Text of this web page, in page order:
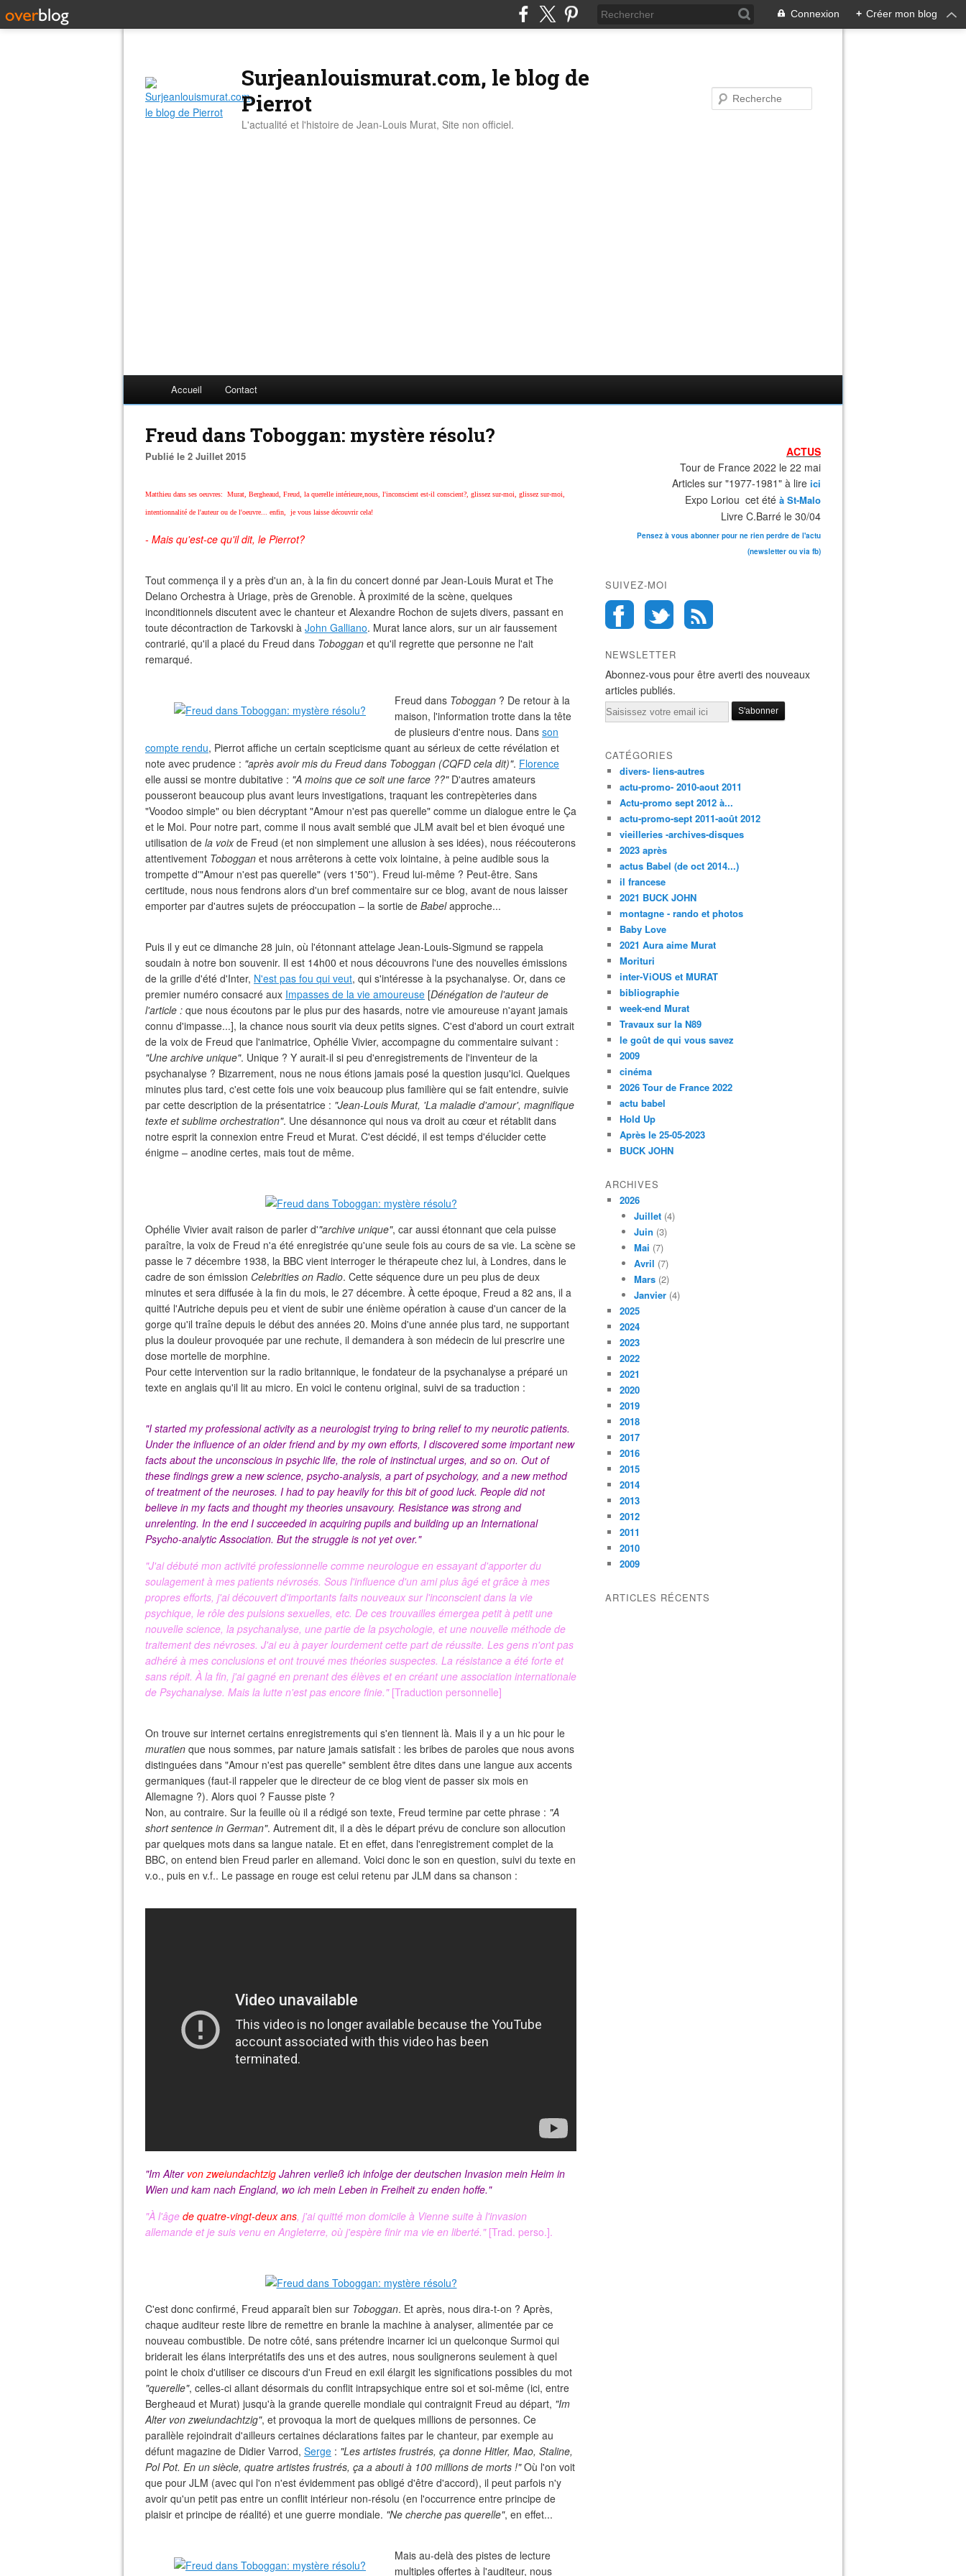
Connexion + Créer mon blog
Surjeanlouismurat.com, le blog de
Pierrot
L'actualité et l'histoire de Jean-Louis Murat, Site non officiel.
Accueil Contact
Freud dans Toboggan: mystère résolu?
Publié le 2 Juillet 2015
Matthieu dans ses oeuvres: Murat, Bergheaud, Freud, la querelle intérieure,nous, l'inconscient est-il conscient?, glissez sur-moi, glissez sur-moi,
intentionnalité de l'auteur ou de l'oeuvre... enfin, je vous laisse découvrir cela!
- Mais qu'est-ce qu'il dit, le Pierrot?
Tout commença il y a près d'un an, à la fin du concert donné par Jean-Louis Murat et The
Delano Orchestra à Uriage, près de Grenoble. À proximité de la scène, quelques
inconditionnels discutent avec le chanteur et Alexandre Rochon de sujets divers, passant en
toute décontraction de Tarkovski à John Galliano. Murat lance alors, sur un air faussement
contrarié, qu'il a placé du Freud dans Toboggan et qu'il regrette que personne ne l'ait
remarqué.
Freud dans Toboggan ? De retour à la
maison, l'information trotte dans la tête
de plusieurs d'entre nous. Dans son
compte rendu, Pierrot affiche un certain scepticisme quant au sérieux de cette révélation et
note avec prudence : "après avoir mis du Freud dans Toboggan (CQFD cela dit)". Florence
elle aussi se montre dubitative : "A moins que ce soit une farce ??"D'autres amateurs
pousseront beaucoup plus avant leurs investigations, traquant les contrepèteries dans
"Voodoo simple" ou bien décryptant "Amour n'est pas querelle" comme un dialogue entre le Ça
et le Moi. Pour notre part, comme il nous avait semblé que JLM avait bel et bien évoqué une
utilisation de la voixde Freud (et non simplement une allusion à ses idées), nous réécouterons
attentivement Toboggan et nous arrêterons à cette voix lointaine, à peine audible sous la
trompette d'"Amour n'est pas querelle" (vers 1'50''). Freud lui-même ? Peut-être. Sans
certitude, nous nous fendrons alors d'un bref commentaire sur ce blog, avant de nous laisser
emporter par d'autres sujets de préoccupation – la sortie de Babelapproche...
Puis il y eut ce dimanche 28 juin, où l'étonnant attelage Jean-Louis-Sigmund se rappela
soudain à notre bon souvenir. Il est 14h00 et nous découvrons l'une des nouvelles émissions
de la grille d'été d'Inter, N'est pas fou qui veut, qui s'intéresse à la psychanalyse. Or, dans ce
premier numéro consacré aux Impasses de la vie amoureuse [Dénégation de l'auteur de
l'article : que nous écoutons par le plus pur des hasards, notre vie amoureuse n'ayant jamais
connu d'impasse...], la chance nous sourit via deux petits signes. C'est d'abord un court extrait
de la voix de Freud que l'animatrice, Ophélie Vivier, accompagne du commentaire suivant :
"Une archive unique". Unique ? Y aurait-il si peu d'enregistrements de l'inventeur de la
psychanalyse ? Bizarrement, nous ne nous étions jamais posé la question jusqu'ici. Quelques
minutes plus tard, c'est cette fois une voix beaucoup plus familière qui se fait entendre, suivie
par cette description de la présentatrice : "Jean-Louis Murat, 'La maladie d'amour', magnifique
texte et sublime orchestration". Une désannonce qui nous va droit au cœur et rétablit dans
notre esprit la connexion entre Freud et Murat. C'est décidé, il est temps d'élucider cette
énigme – anodine certes, mais tout de même.
Ophélie Vivier avait raison de parler d'"archive unique", car aussi étonnant que cela puisse
paraître, la voix de Freud n'a été enregistrée qu'une seule fois au cours de sa vie. La scène se
passe le 7 décembre 1938, la BBC vient interroger le thérapeute chez lui, à Londres, dans le
cadre de son émission Celebrities on Radio. Cette séquence dure un peu plus de deux
minutes et sera diffusée à la fin du mois, le 27 décembre. À cette époque, Freud a 82 ans, il a
quitté l'Autriche depuis peu et vient de subir une énième opération à cause d'un cancer de la
gorge qu'il traîne depuis le début des années 20. Moins d'une année plus tard, ne supportant
plus la douleur provoquée par une rechute, il demandera à son médecin de lui prescrire une
dose mortelle de morphine.
Pour cette intervention sur la radio britannique, le fondateur de la psychanalyse a préparé un
texte en anglais qu'il lit au micro. En voici le contenu original, suivi de sa traduction :
"I started my professional activity as a neurologist trying to bring relief to my neurotic patients.
Under the influence of an older friend and by my own efforts, I discovered some important new
facts about the unconscious in psychic life, the role of instinctual urges, and so on. Out of
these findings grew a new science, psycho-analysis, a part of psychology, and a new method
of treatment of the neuroses. I had to pay heavily for this bit of good luck. People did not
believe in my facts and thought my theories unsavoury. Resistance was strong and
unrelenting. In the end I succeeded in acquiring pupils and building up an International
Psycho-analytic Association. But the struggle is not yet over."
"J'ai débuté mon activité professionnelle comme neurologue en essayant d'apporter du
soulagement à mes patients névrosés. Sous l'influence d'un ami plus âgé et grâce à mes
propres efforts, j'ai découvert d'importants faits nouveaux sur l'inconscient dans la vie
psychique, le rôle des pulsions sexuelles, etc. De ces trouvailles émergea petit à petit une
nouvelle science, la psychanalyse, une partie de la psychologie, et une nouvelle méthode de
traitement des névroses. J'ai eu à payer lourdement cette part de réussite. Les gens n'ont pas
adhéré à mes conclusions et ont trouvé mes théories suspectes. La résistance a été forte et
sans répit. À la fin, j'ai gagné en prenant des élèves et en créant une association internationale
de Psychanalyse. Mais la lutte n'est pas encore finie."[Traduction personnelle]
On trouve sur internet certains enregistrements qui s'en tiennent là. Mais il y a un hic pour le
muratien que nous sommes, par nature jamais satisfait : les bribes de paroles que nous avons
distinguées dans "Amour n'est pas querelle" semblent être dites dans une langue aux accents
germaniques (faut-il rappeler que le directeur de ce blog vient de passer six mois en
Allemagne ?). Alors quoi ? Fausse piste ?
Non, au contraire. Sur la feuille où il a rédigé son texte, Freud termine par cette phrase : "A
short sentence in German". Autrement dit, il a dès le départ prévu de conclure son allocution
par quelques mots dans sa langue natale. Et en effet, dans l'enregistrement complet de la
BBC, on entend bien Freud parler en allemand. Voici donc le son en question, suivi du texte en
v.o., puis en v.f.. Le passage en rouge est celui retenu par JLM dans sa chanson :
"Im Alter von zweiundachtzig Jahren verließ ich infolge der deutschen Invasion mein Heim in
Wien und kam nach England, wo ich mein Leben in Freiheit zu enden hoffe."
"À l'âge de quatre-vingt-deux ans, j'ai quitté mon domicile à Vienne suite à l'invasion
allemande et je suis venu en Angleterre, où j'espère finir ma vie en liberté."[Trad. perso.].
C'est donc confirmé, Freud apparaît bien sur Toboggan. Et après, nous dira-t-on ? Après,
chaque auditeur reste libre de remettre en branle la machine à analyser, alimentée par ce
nouveau combustible. De notre côté, sans prétendre incarner ici un quelconque Surmoi qui
briderait les élans interprétatifs des uns et des autres, nous soulignerons seulement à quel
point le choix d'utiliser ce discours d'un Freud en exil élargit les significations possibles du mot
"querelle", celles-ci allant désormais du conflit intrapsychique entre soi et soi-même (ici, entre
Bergheaud et Murat) jusqu'à la grande querelle mondiale qui contraignit Freud au départ, "Im
Alter von zweiundachtzig", et provoqua la mort de quelques millions de personnes. Ce
parallèle rejoindrait d'ailleurs certaines déclarations faites par le chanteur, par exemple au
défunt magazine de Didier Varrod, Serge : "Les artistes frustrés, ça donne Hitler, Mao, Staline,
Pol Pot. En un siècle, quatre artistes frustrés, ça a abouti à 100 millions de morts !"Où l'on voit
que pour JLM (avec qui l'on n'est évidemment pas obligé d'être d'accord), il peut parfois n'y
avoir qu'un petit pas entre un conflit intérieur non-résolu (en l'occurrence entre principe de
plaisir et principe de réalité) et une guerre mondiale. "Ne cherche pas querelle", en effet...
Mais au-delà des pistes de lecture
multiples offertes à l'auditeur, nous
ACTUS
Tour de France 2022 le 22 mai
Articles sur "1977-1981" à lire ici
Expo Loriou cet été à St-Malo
Livre C.Barré le 30/04
Pensez à vous abonner pour ne rien perdre de l'actu
(newsletter ou via fb)
SUIVEZ-MOI
NEWSLETTER
Abonnez-vous pour être averti des nouveaux
articles publiés.
Email
CATÉGORIES
divers- liens-autres
actu-promo- 2010-aout 2011
Actu-promo sept 2012 à...
actu-promo-sept 2011-août 2012
vieilleries -archives-disques
2023 après
actus Babel (de oct 2014...)
il francese
2021 BUCK JOHN
montagne - rando et photos
Baby Love
2021 Aura aime Murat
Morituri
inter-ViOUS et MURAT
bibliographie
week-end Murat
Travaux sur la N89
le goût de qui vous savez
2009
cinéma
2026 Tour de France 2022
actu babel
Hold Up
Après le 25-05-2023
BUCK JOHN
ARCHIVES
2026
Juillet (4)
Juin (3)
Mai (7)
Avril (7)
Mars (2)
Janvier (4)
2025
2024
2023
2022
2021
2020
2019
2018
2017
2016
2015
2014
2013
2012
2011
2010
2009
ARTICLES RÉCENTS